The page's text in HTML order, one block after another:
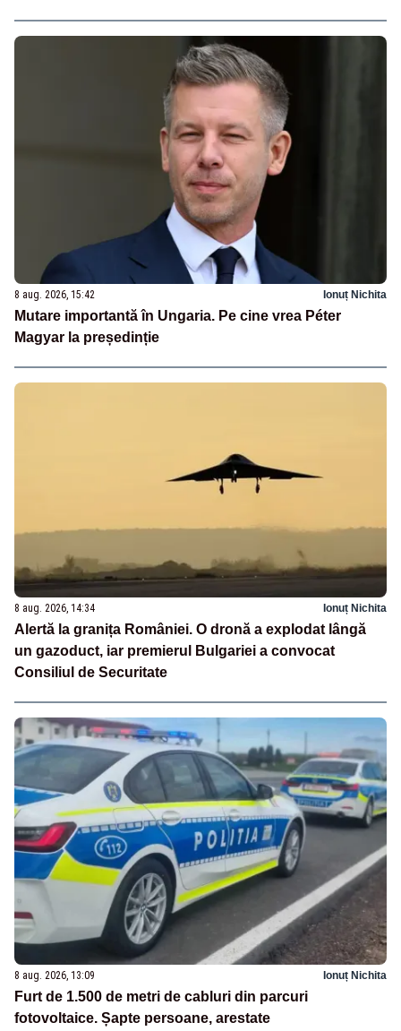
8 aug. 2026, 15:42 Ionuț Nichita
Mutare importantă în Ungaria. Pe cine vrea Péter
Magyar la președinție
8 aug. 2026, 14:34 Ionuț Nichita
Alertă la granița României. O dronă a explodat lângă
un gazoduct, iar premierul Bulgariei a convocat
Consiliul de Securitate
8 aug. 2026, 13:09 Ionuț Nichita
Furt de 1.500 de metri de cabluri din parcuri
fotovoltaice. Șapte persoane, arestate